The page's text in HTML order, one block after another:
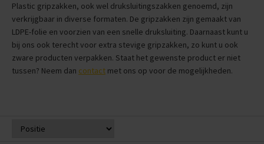
Plastic gripzakken, ook wel druksluitingszakken genoemd, zijn
verkrijgbaar in diverse formaten. De gripzakken zijn gemaakt van
LDPE-folie en voorzien van een snelle druksluiting. Daarnaast kunt u
bij ons ook terecht voor extra stevige gripzakken, zo kunt u ook
zware producten verpakken. Staat het gewenste product er niet
tussen? Neem dan contact met ons op voor de mogelijkheden.